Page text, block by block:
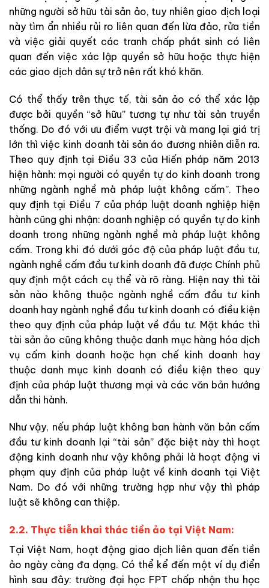
những người sở hữu tài sản ảo, tuy nhiên giao dịch loại
này tìm ẩn nhiều rủi ro liên quan đến lừa đảo, rửa tiền
và việc giải quyết các tranh chấp phát sinh có liên
quan đến việc xác lập quyền sở hữu hoặc thực hiện
các giao dịch dân sự trở nên rất khó khăn.
Có thể thấy trên thực tế, tài sản ảo có thể xác lập
được bởi quyền “sở hữu” tương tự như tài sản truyền
thống. Do đó với ưu điểm vượt trội và mang lại giá trị
lớn thì việc kinh doanh tài sản áo đương nhiên diễn ra.
Theo quy định tại Điều 33 của Hiến pháp năm 2013
hiện hành: mọi người có quyền tự do kinh doanh trong
những ngành nghề mà pháp luật không cấm”. Theo
quy định tại Điều 7 của pháp luật doanh nghiệp hiện
hành cũng ghi nhận: doanh nghiệp có quyền tự do kinh
doanh trong những ngành nghề mà pháp luật không
cấm. Trong khi đó dưới góc độ của pháp luật đầu tư,
ngành nghề cấm đầu tư kinh doanh đã được Chính phủ
quy định một cách cụ thể và rõ ràng. Hiện nay thì tài
sản nào không thuộc ngành nghề cấm đầu tư kinh
doanh hay ngành nghề đầu tư kinh doanh có điều kiện
theo quy định của pháp luật về đầu tư. Mặt khác thì
tài sản ảo cũng không thuộc danh mục hàng hóa dịch
vụ cấm kinh doanh hoặc hạn chế kinh doanh hay
thuộc danh mục kinh doanh có điều kiện theo quy
định của pháp luật thương mại và các văn bản hướng
dẫn thi hành.
Như vậy, nếu pháp luật không ban hành văn bản cấm
đầu tư kinh doanh lại “tài sản” đặc biệt này thì hoạt
động kinh doanh như vậy không phải là hoạt động vi
phạm quy định của pháp luật về kinh doanh tại Việt
Nam. Do đó với những trường hợp như vậy thì pháp
luật sẽ không can thiệp.
2.2. Thực tiễn khai thác tiền ảo tại Việt Nam:
Tại Việt Nam, hoạt động giao dịch liên quan đến tiền
ảo ngày càng đa dạng. Có thể kể đến một ví dụ điển
hình sau đây: trường đại học FPT chấp nhận thu học